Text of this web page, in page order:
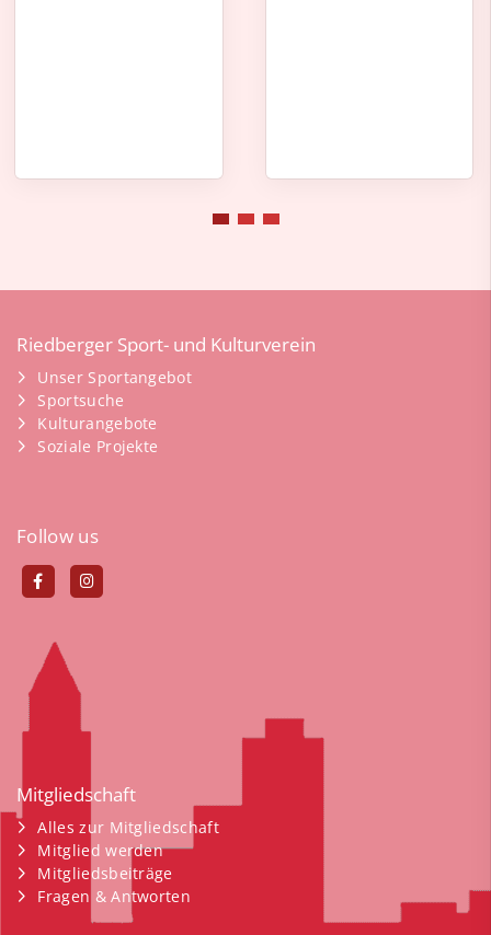
Riedberger Sport- und Kulturverein
Unser Sportangebot
Sportsuche
Kulturangebote
Soziale Projekte
Follow us
Mitgliedschaft
Alles zur Mitgliedschaft
Mitglied werden
Mitgliedsbeiträge
Fragen & Antworten